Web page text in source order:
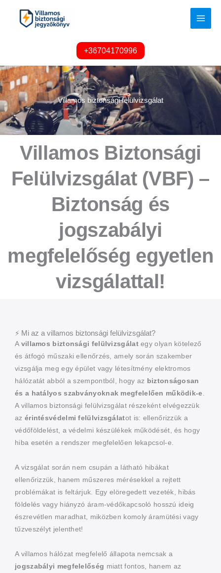
content
+36704170996
Villamos biztonsági felülvizsgálat
Villamos Biztonsági
Felülvizsgálat (VBF) –
Biztonság és
jogszabályi
megfelelőség egyetlen
vizsgálattal!
⚡ Mi az a villamos biztonsági felülvizsgálat?
A villamos biztonsági felülvizsgálategy olyan kötelező
és átfogó műszaki ellenőrzés, amely során szakember
vizsgálja meg egy épület vagy létesítmény elektromos
hálózatát abból a szempontból, hogy az biztonságosan
és a hatályos szabványoknak megfelelően működik-e
A villamos biztonsági felülvizsgálat részeként elvégezzük
az érintésvédelmi felülvizsgálatot is: ellenőrizzük a
védőföldelést, a védelmi készülékek működését, és hogy
hiba esetén a rendszer megfelelően lekapcsol-e.
A vizsgálat során nem csupán a látható hibákat
ellenőrizzük, hanem műszeres mérésekkel a rejtett
problémákat is feltárjuk. Egy elöregedett vezeték, hibás
földelés vagy hiányzó áram-védőkapcsoló hosszú ideig
észrevétlen maradhat, miközben komoly áramütési vagy
tűzveszélyt jelenthet!
A villamos hálózat megfelelő állapota nemcsak a
jogszabályi megfelelőség miatt fontos, hanem az